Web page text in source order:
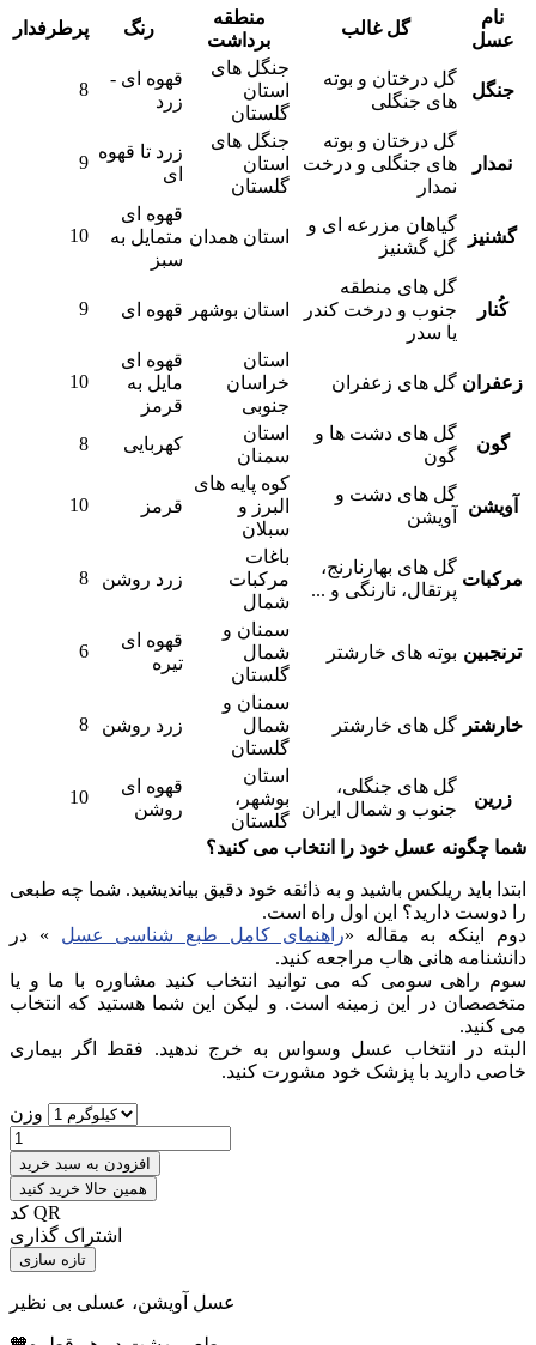
نام
عسل
گل غالب
منطقه
برداشت
رنگ پرطرفدار
جنگل
گل درختان و بوته
های جنگلی
جنگل های
استان
گلستان
قهوه ای -
زرد
8
نمدار
گل درختان و بوته
های جنگلی و درخت
نمدار
جنگل های
استان
گلستان
زرد تا قهوه
ای
9
گشنیز
گیاهان مزرعه ای و
گل گشنیز
استان همدان
قهوه ای
متمایل به
سبز
10
کُنار
گل های منطقه
جنوب و درخت کندر
یا سدر
استان بوشهر قهوه ای 9
زعفران گل های زعفران
استان
خراسان
جنوبی
قهوه ای
مایل به
قرمز
10
گون
گل های دشت ها و
گون
استان
سمنان
کهربایی 8
آویشن
گل های دشت و
آویشن
کوه پایه های
البرز و
سبلان
قرمز 10
مرکبات
گل های بهارنارنج،
پرتقال، نارنگی و ...
باغات
مرکبات
شمال
زرد روشن 8
ترنجبین بوته های خارشتر
سمنان و
شمال
گلستان
قهوه ای
تیره
6
خارشتر گل های خارشتر
سمنان و
شمال
گلستان
زرد روشن 8
زرین
گل های جنگلی،
جنوب و شمال ایران
استان
بوشهر،
گلستان
قهوه ای
روشن
10
شما چگونه عسل خود را انتخاب می کنید؟
ابتدا باید ریلکس باشید و به ذائقه خود دقیق بیاندیشید. شما چه طبعی
را دوست دارید؟ این اول راه است.
دوم اینکه به مقاله «راهنمای کامل طبع شناسی عسل » در
دانشنامه هانی هاب مراجعه کنید.
سوم راهی سومی که می توانید انتخاب کنید مشاوره با ما و یا
متخصصان در این زمینه است. و لیکن این شما هستید که انتخاب
می کنید.
البته در انتخاب عسل وسواس به خرج ندهید. فقط اگر بیماری
خاصی دارید با پزشک خود مشورت کنید.
وزن
افزودن به سبد خرید
همین حالا خرید کنید
کد QR
اشتراک گذاری
عسل آویشن، عسلی بی نظیر